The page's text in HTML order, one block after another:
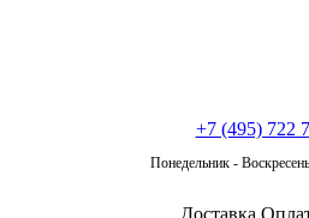
+7 (495) 722
Понедельник -
Доставка